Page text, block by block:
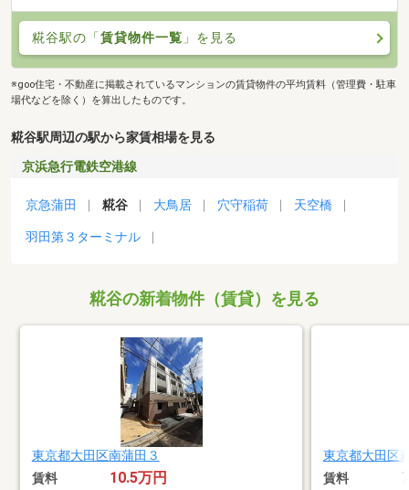
糀谷駅の「賃貸物件一覧 」を見る
※goo住宅・不動産に掲載されているマンションの賃貸物件の平均賃料（管理費・駐車
場代などを除く）を算出したものです。
糀谷駅周辺の駅から家賃相場を見る
京浜急行電鉄空港線
京急蒲田 糀谷 大鳥居 穴守稲荷 天空橋
羽田第３ターミナル
糀谷の新着物件（賃貸）を見る
東京都大田区南蒲田３
賃料 10.5万円
東京都大田区
賃料